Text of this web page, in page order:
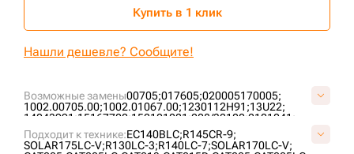
Возможные замены00705;017605;020005170005;
1002.00705.00;1002.01067.00;1230112H91;13U22;
14043991;15167700;152101021;208/32100;2101041;
2101081;
213/66800;214642; 2175017;2270-6040;
2270-9403; 234756;2425017605;262612;274040400001;
2934983M91;2997110M1;3018.43234;3084573M91;
Подходит к технике:EC140BLC;R145CR-9;
SOLAR175LC-V;R130LC-3;R140LC-7;SOLAR170LC-V;
Купить в 1 клик
Нашли дешевле? Сообщите!